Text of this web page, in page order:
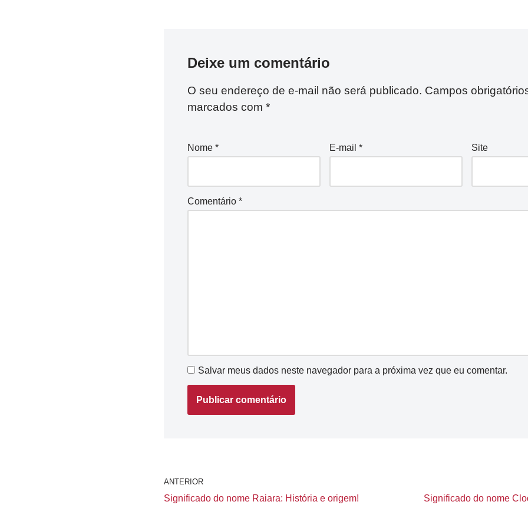
Deixe um comentário
O seu endereço de e-mail não será publicado. Campos
marcados com *
Nome * E-mail * Site
Comentário *
Salvar meus dados neste navegador para a próxima vez que eu comentar.
ANTERIOR
Significado do nome Raiara: História e origem! Significado do nome